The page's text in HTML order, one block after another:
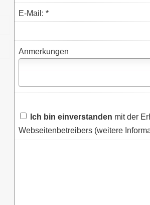
E-Mail: *
Anmerkungen
Ich bin einverstanden mit der
Webseitenbetreibers (weitere